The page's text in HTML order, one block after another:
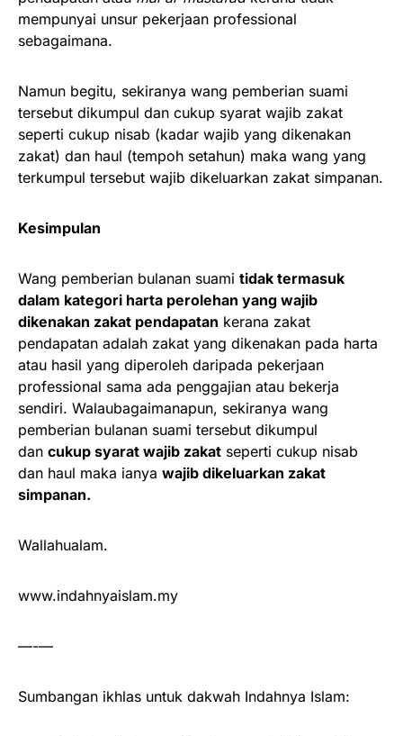
mempunyai unsur pekerjaan professional
sebagaimana.
Namun begitu, sekiranya wang pemberian suami
tersebut dikumpul dan cukup syarat wajib zakat
seperti cukup nisab (kadar wajib yang dikenakan
zakat) dan haul (tempoh setahun) maka wang yang
terkumpul tersebut wajib dikeluarkan zakat simpanan.
Kesimpulan
Wang pemberian bulanan suami tidak termasuk
dalam kategori harta perolehan yang wajib
dikenakan zakat pendapatan kerana zakat
pendapatan adalah zakat yang dikenakan pada harta
atau hasil yang diperoleh daripada pekerjaan
professional sama ada penggajian atau bekerja
sendiri. Walaubagaimanapun, sekiranya wang
pemberian bulanan suami tersebut dikumpul
dan cukup syarat wajib zakat seperti cukup nisab
dan haul maka ianya wajib dikeluarkan zakat
simpanan.
Wallahualam.
www.indahnyaislam.my
—-—
Sumbangan ikhlas untuk dakwah Indahnya Islam: